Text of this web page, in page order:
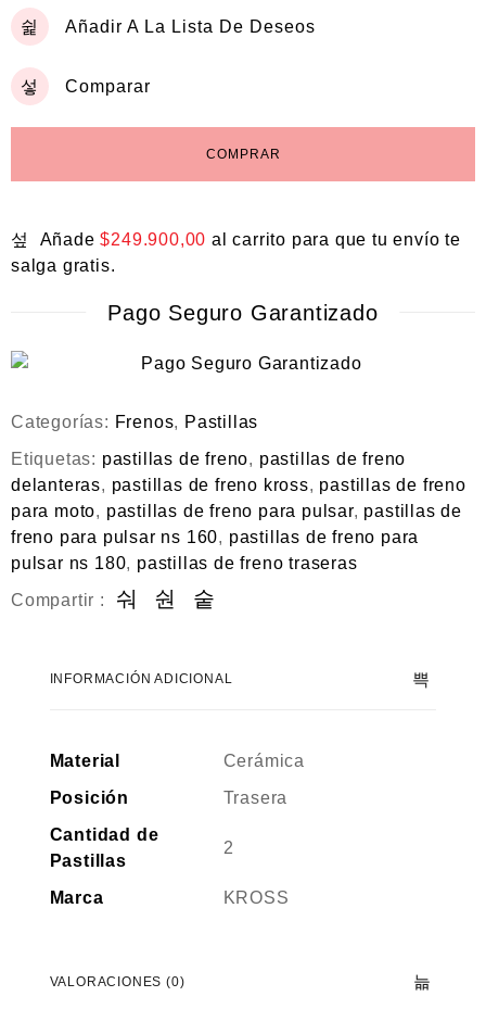
Añadir A La Lista De Deseos
Comparar
COMPRAR
Añade$249.900,00 al carrito para que tu envío te
salga gratis.
Pago Seguro Garantizado
Categorías: Frenos, Pastillas
Etiquetas: pastillas de freno, pastillas de freno
delanteras, pastillas de freno kross, pastillas de freno
para moto, pastillas de freno para pulsar, pastillas de
freno para pulsar ns 160, pastillas de freno para
pulsar ns 180, pastillas de freno traseras
Compartir :
INFORMACIÓN ADICIONAL
Material
Cerámica
Posición
Trasera
Cantidad de
Pastillas
2
Marca KROSS
VALORACIONES (0)